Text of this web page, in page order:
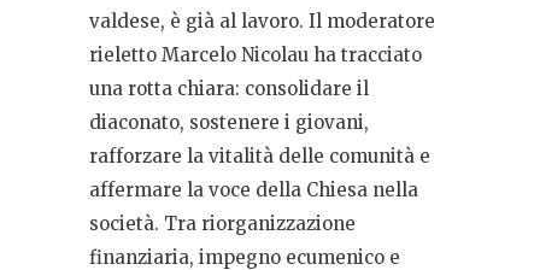
valdese, è già al lavoro. Il moderatore
rieletto Marcelo Nicolau ha tracciato
una rotta chiara: consolidare il
diaconato, sostenere i giovani,
rafforzare la vitalità delle comunità e
affermare la voce della Chiesa nella
società. Tra riorganizzazione
finanziaria, impegno ecumenico e